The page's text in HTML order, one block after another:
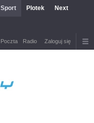
Sport Plotek Next
Poczta Radio Zaloguj się